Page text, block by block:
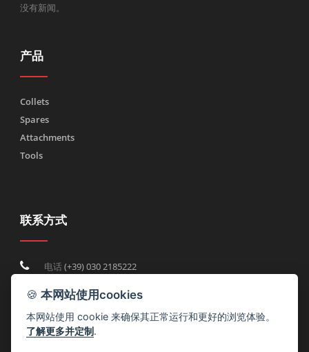
没有新闻。
产品
Collets
Spares
Attachments
Tools
联系方式
电话(+39) 030 2185222
info@rtmricambi.com
🍪 本网站使用cookies
本网站使用 cookie 来确保其正常运行和更好的浏览体验。
了解更多并定制.